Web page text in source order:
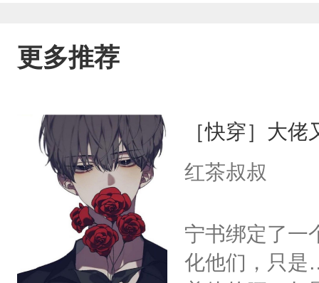
更多推荐
［快穿］大
红茶叔叔
宁书绑定了一
化他们，只是